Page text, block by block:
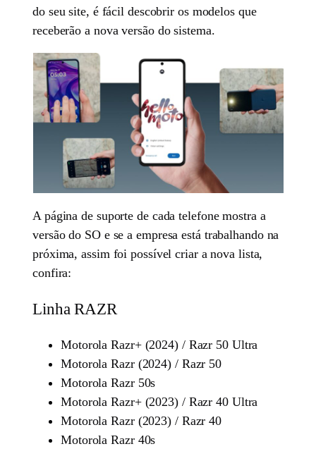
do seu site, é fácil descobrir os modelos que
receberão a nova versão do sistema.
A página de suporte de cada telefone mostra a
versão do SO e se a empresa está trabalhando na
próxima, assim foi possível criar a nova lista,
confira:
Linha RAZR
Motorola Razr+ (2024) / Razr 50 Ultra
Motorola Razr (2024) / Razr 50
Motorola Razr 50s
Motorola Razr+ (2023) / Razr 40 Ultra
Motorola Razr (2023) / Razr 40
Motorola Razr 40s